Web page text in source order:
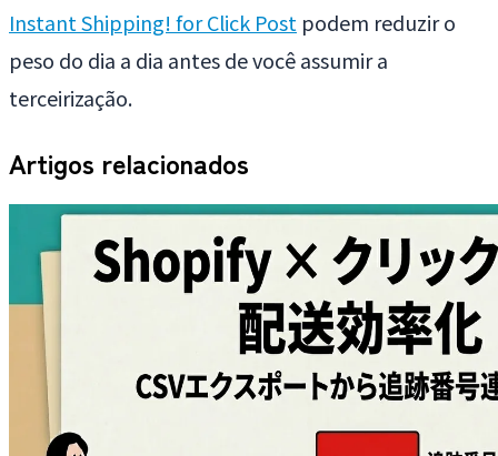
Instant Shipping! for Click Post podem reduzir o
peso do dia a dia antes de você assumir a
terceirização.
Artigos relacionados